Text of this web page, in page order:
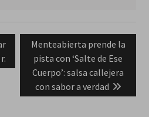
Next
post:
Menteabierta prende la
pista con ‘Salte de Ese
Cuerpo’: salsa callejera
con sabor a verdad